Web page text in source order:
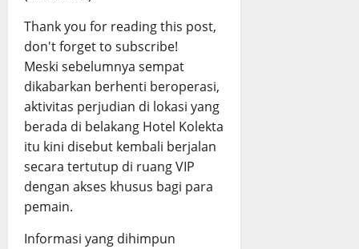
Thank you for reading this post,
don't forget to subscribe!
Meski sebelumnya sempat
dikabarkan berhenti beroperasi,
aktivitas perjudian di lokasi yang
berada di belakang Hotel Kolekta
itu kini disebut kembali berjalan
secara tertutup di ruang VIP
dengan akses khusus bagi para
pemain.
Informasi yang dihimpun